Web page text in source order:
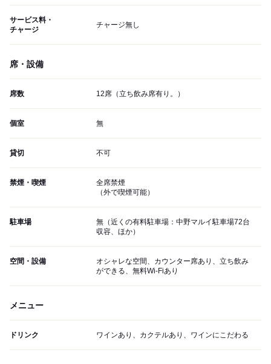
サービス料・
チャージ
チャージ無し
席・設備
席数 12席（立ち飲み席有り。）
個室 無
貸切 不可
禁煙・喫煙
全席禁煙
（外で喫煙可能）
駐車場
無（近くの有料駐車場：中野マルイ駐車場72台
収容、ほか）
空間・設備
オシャレな空間、カウンター席あり、立ち飲み
ができる、無料Wi-Fiあり
メニュー
ドリンク ワインあり、カクテルあり、ワインにこだわる